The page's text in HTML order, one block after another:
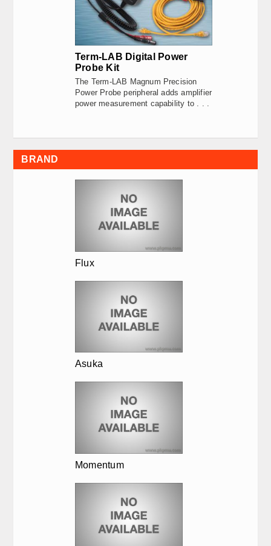
Term-LAB Digital Power
Probe Kit
The Term-LAB Magnum Precision
Power Probe peripheral adds amplifier
power measurement capability to . . .
BRAND
Flux
Asuka
Momentum